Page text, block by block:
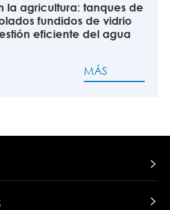
la agricultura: tanques de
fundidos de vidrio
eficiente del agua
MÁS

